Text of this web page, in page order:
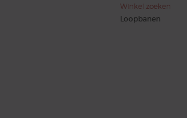
Winkel zoeken
Loopbanen